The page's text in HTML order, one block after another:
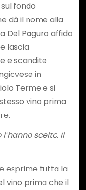
fondo
dà il nome alla
Del Paguro affida
lascia
e scandite
in
Terme e si
vino prima
scelto. Il
esprime tutta la
vino prima che il